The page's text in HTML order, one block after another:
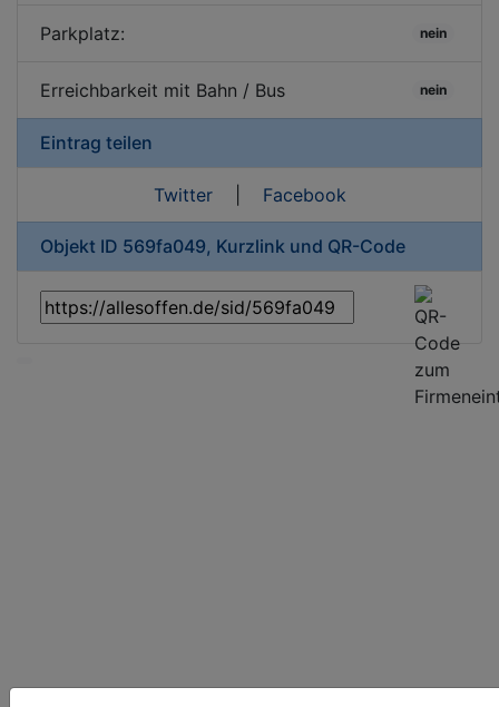
Parkplatz: nein
Erreichbarkeit mit Bahn / Bus nein
Eintrag teilen
Twitter| Facebook
Objekt ID 569fa049, Kurzlink und QR-Code